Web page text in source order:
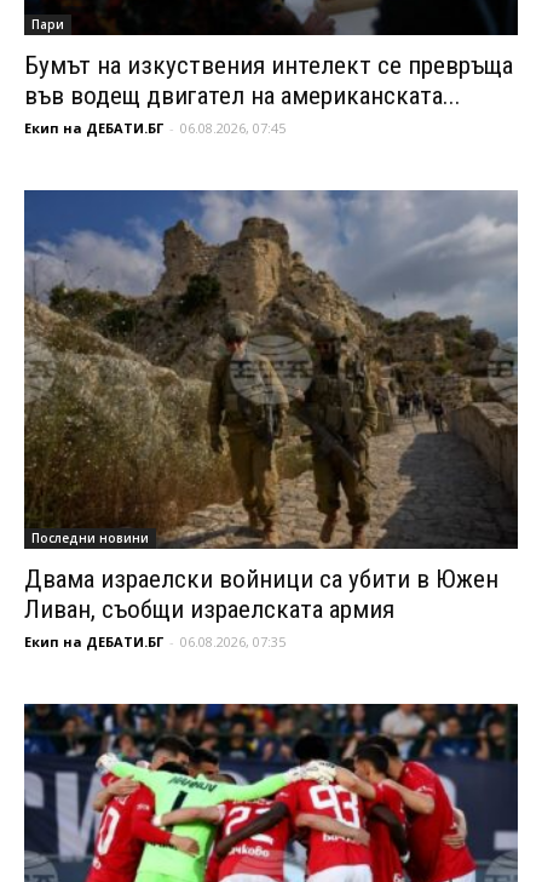
Пари
Бумът на изкуствения интелект се превръща
във водещ двигател на американската...
Екип на ДЕБАТИ.БГ - 06.08.2026, 07:45
Последни новини
Двама израелски войници са убити в Южен
Ливан, съобщи израелската армия
Екип на ДЕБАТИ.БГ - 06.08.2026, 07:35